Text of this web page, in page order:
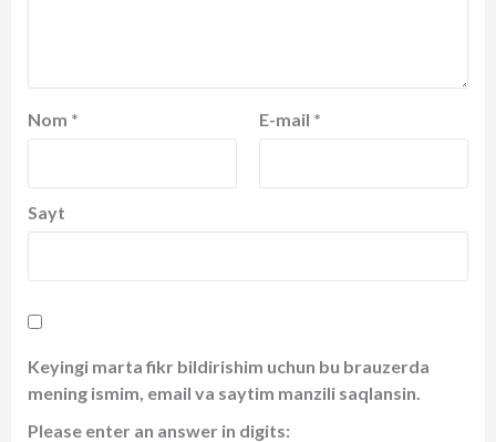
Nom * E-mail *
Sayt
Keyingi marta fikr bildirishim uchun bu brauzerda
mening ismim, email va saytim manzili saqlansin.
Please enter an answer in digits: